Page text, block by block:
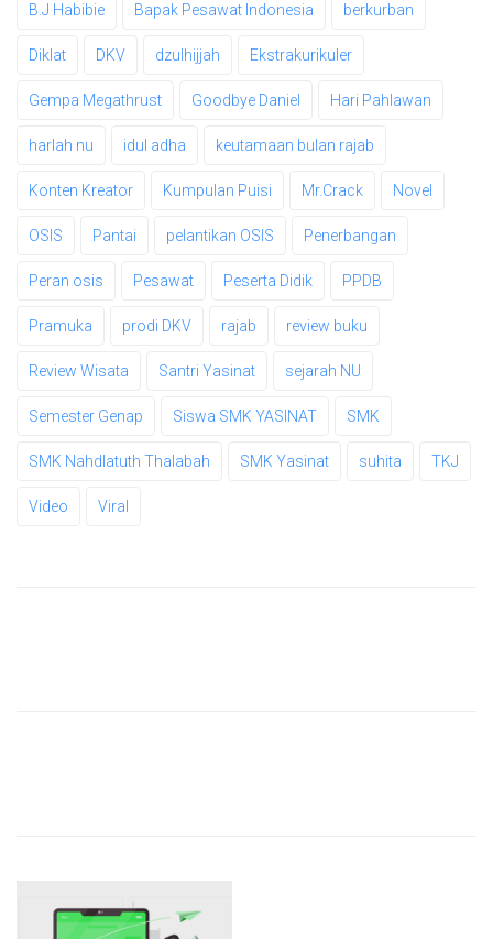
B.J Habibie Bapak Pesawat Indonesia berkurban
Diklat DKV dzulhijjah Ekstrakurikuler
Gempa Megathrust Goodbye Daniel Hari Pahlawan
harlah nu idul adha keutamaan bulan rajab
Konten Kreator Kumpulan Puisi Mr.Crack Novel
OSIS Pantai pelantikan OSIS Penerbangan
Peran osis Pesawat Peserta Didik PPDB
Pramuka prodi DKV rajab review buku
Review Wisata Santri Yasinat sejarah NU
Semester Genap Siswa SMK YASINAT SMK
SMK Nahdlatuth Thalabah SMK Yasinat suhita TKJ
Video Viral